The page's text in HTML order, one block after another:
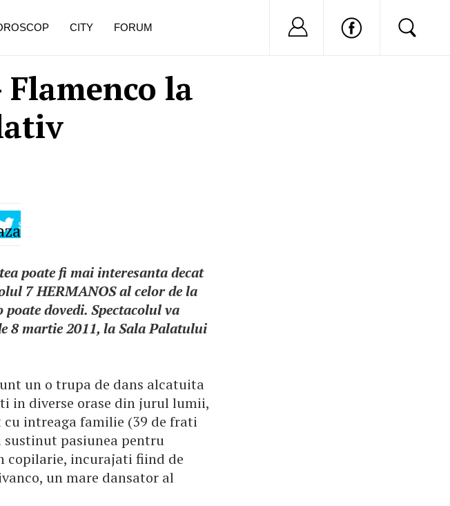
Flamenco la
poate fi mai interesanta decat
7 HERMANOS al celor de la
poate dovedi. Spectacolul va
8 martie 2011, la Sala Palatului
un o trupa de dans alcatuita
in diverse orase din jurul lumii,
intreaga familie (39 de frati
sustinut pasiunea pentru
copilarie, incurajati fiind de
un mare dansator al
CITY FORUM Nu ai cont?
este investigația